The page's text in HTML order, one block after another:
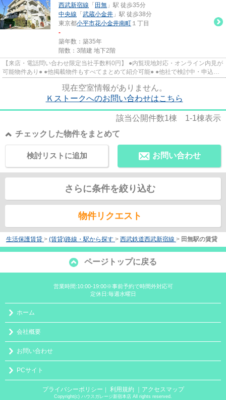
西武新宿線 「 田無 」駅 徒歩35分
中央線 「 武蔵小金井 」駅 徒歩38分
東京都小平市花小金井南町 １丁目
-
築年数：築35年
階数：3階建 地下2階
【来店・電話問い合わせ限定当社手数料0円】 ●内覧現地対応・オンライン内見が
可能物件あり● ●他掲載物件もすべてまとめて紹介可能● ●他社で検討中・申込み
現在空室情報がありません。
Ｋストークへのお問い合わせはこちら
該当公開件数1棟 1-1棟表示
チェックした物件をまとめて
お問い合わせ
検討リストに追加
さらに条件を絞り込む
物件リクエスト
生活保護賃貸 > (賃貸)路線・駅から探す > 西武鉄道西武新宿線 > 田無駅の賃貸
ページトップに戻る
営業時間:10:00-19:00※事前予約で時間外対応可
定休日:毎週水曜日
ホーム
会社概要
お問い合わせ
PCサイト
プライバシーポリシー ｜ 利用規約 ｜アクセスマップ
Copyright(c) ハウスガレージ新宿本店 All rights reserved.